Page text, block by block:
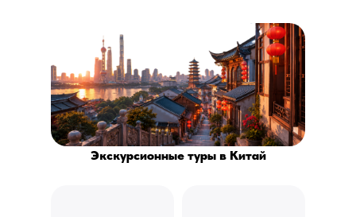
Экскурсионные туры в Китай